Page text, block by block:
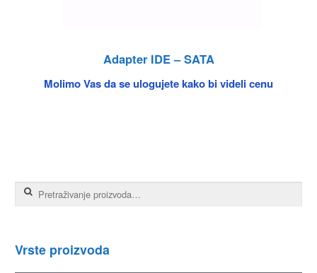
Adapter IDE – SATA
Molimo Vas da se ulogujete kako bi videli cenu
Pretraga za:
Vrste proizvoda